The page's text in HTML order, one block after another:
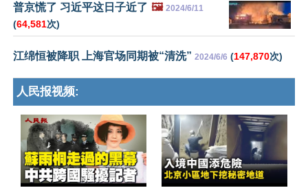
普京慌了 习近平这日子近了 🖼️ 2024/6/11
(64,581次)
江绵恒被降职 上海官场同期被“清洗” 2024/6/6 (147,870次)
人民报视频: